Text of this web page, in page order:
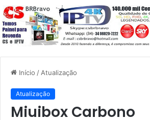
Início / Atualização
Atualização
Miuibox Carbono